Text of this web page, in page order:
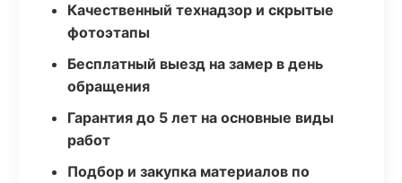
Качественный технадзор и скрытые
фотоэтапы
Бесплатный выезд на замер в день
обращения
Гарантия до 5 лет на основные виды
работ
Подбор и закупка материалов по